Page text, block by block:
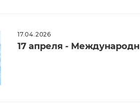
17.04.2026
17 апреля -